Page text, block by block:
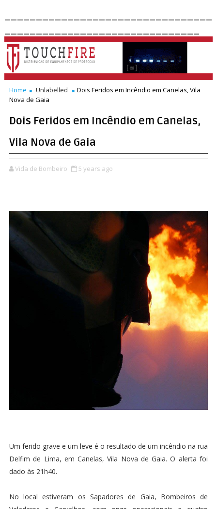
Home Unlabelled
Dois Feridos em Incêndio em Canelas, Vila
Nova de Gaia
Dois Feridos em Incêndio em Canelas,
Vila Nova de Gaia
Vida de Bombeiro 5 years ago
Um ferido grave e um leve é o resultado de um incêndio na rua
Delfim de Lima, em Canelas, Vila Nova de Gaia. O alerta foi
dado às 21h40.
No local estiveram os Sapadores de Gaia, Bombeiros de